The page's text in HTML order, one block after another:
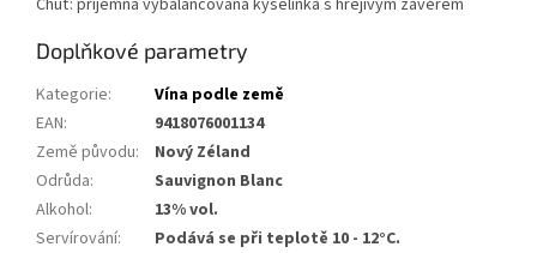
Chuť: příjemná vybalancovaná kyselinka s hřejivým závěrem
Doplňkové parametry
Kategorie:
Vína podle země
EAN:
9418076001134
Země původu:
Nový Zéland
Odrůda:
Sauvignon Blanc
Alkohol:
13% vol.
Servírování:
Podává se při teplotě 10 - 12°C.